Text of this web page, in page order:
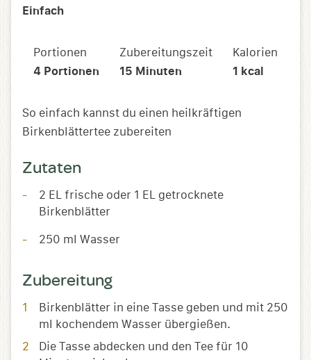
Einfach
Portionen
4 Portionen
Zubereitungszeit
15 Minuten
Kalorien
1 kcal
So einfach kannst du einen heilkräftigen
Birkenblättertee zubereiten
Zutaten
2 EL frische oder 1 EL getrocknete
Birkenblätter
250 ml Wasser
Zubereitung
Birkenblätter in eine Tasse geben und mit 250
ml kochendem Wasser übergießen.
Die Tasse abdecken und den Tee für 10